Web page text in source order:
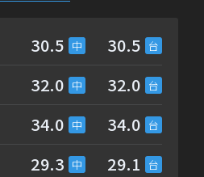
30.5 30.5
32.0 32.0
34.0 34.0
29.3 29.1